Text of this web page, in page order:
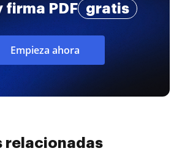
firma PDF gratis
Empieza ahora
relacionadas